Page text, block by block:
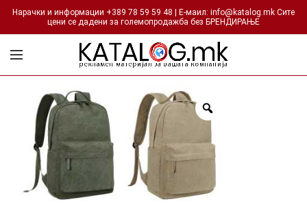
Нарачки и информации +389 78 59 59 48 | Е-маил: info@katalog.mk Сите
цени се дадени за големопродажба без БРЕНДИРАЊЕ